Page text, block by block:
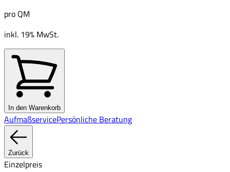
pro QM
inkl. 19% MwSt.
In den Warenkorb
AufmaßservicePersönliche Beratung
Zurück
Einzelpreis